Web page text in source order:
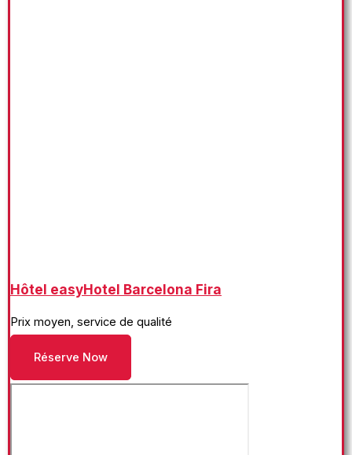
Hôtel easyHotel Barcelona Fira
Prix moyen, service de qualité
Réserve Now